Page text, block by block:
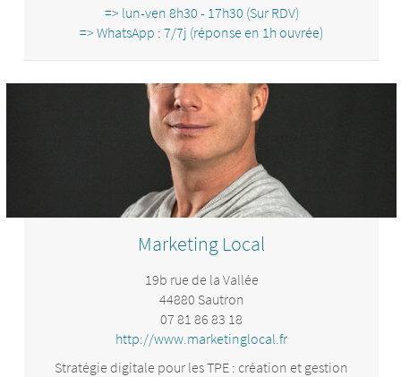
permet de livrer des sites professionnels en 72h, à un tarif
que les agences classiques ne peuvent pas suivre. Plus de
150 PME accompagnées, une note de 4,9/5, et le label
Activateur France Num — le réseau d'experts du
numérique référencés par l'État, dans le cadre du
dispositif gouvernemental de transformation numérique
des TPE/PME piloté par la Direction générale des
Entreprises.
=> lun-ven 8h30 - 17h30 (Sur RDV)
=> WhatsApp : 7/7j (réponse en 1h ouvrée)
Marketing Local
19b rue de la Vallée
44880 Sautron
07 81 86 83 18
http://www.marketinglocal.fr
Stratégie digitale pour les TPE : création et gestion